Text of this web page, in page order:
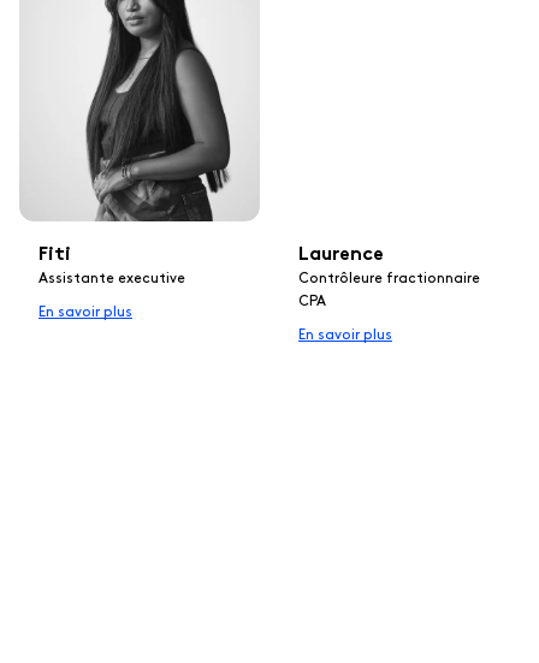
Fiti
Assistante executive
En savoir plus
Laurence
Contrôleure fractionnaire
CPA
En savoir plus